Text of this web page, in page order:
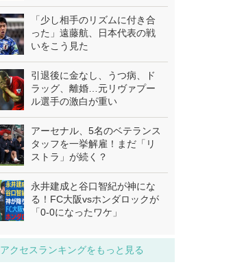
「少し相手のリズムに付き合
った」遠藤航、日本代表の戦
いをこう見た
引退後に金なし、うつ病、ド
ラッグ、離婚…元リヴァプー
ル選手の激白が重い
アーセナル、5名のベテランス
タッフを一挙解雇！まだ「リ
ストラ」が続く？
永井建成と谷口智紀が神にな
る！FC大阪vsホンダロックが
「0-0になったワケ」
アクセスランキングをもっと見る